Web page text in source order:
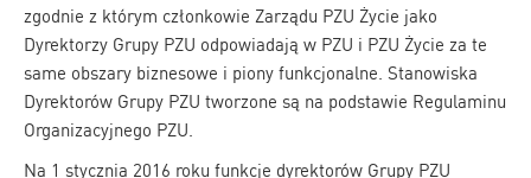
zgodnie z którym członkowie Zarządu PZU Życie jako
Dyrektorzy Grupy PZU odpowiadają w PZU i PZU Życie za te
same obszary biznesowe i piony funkcjonalne. Stanowiska
Dyrektorów Grupy PZU tworzone są na podstawie Regulaminu
Organizacyjnego PZU.
Na 1 stycznia 2016 roku funkcje dyrektorów Grupy PZU